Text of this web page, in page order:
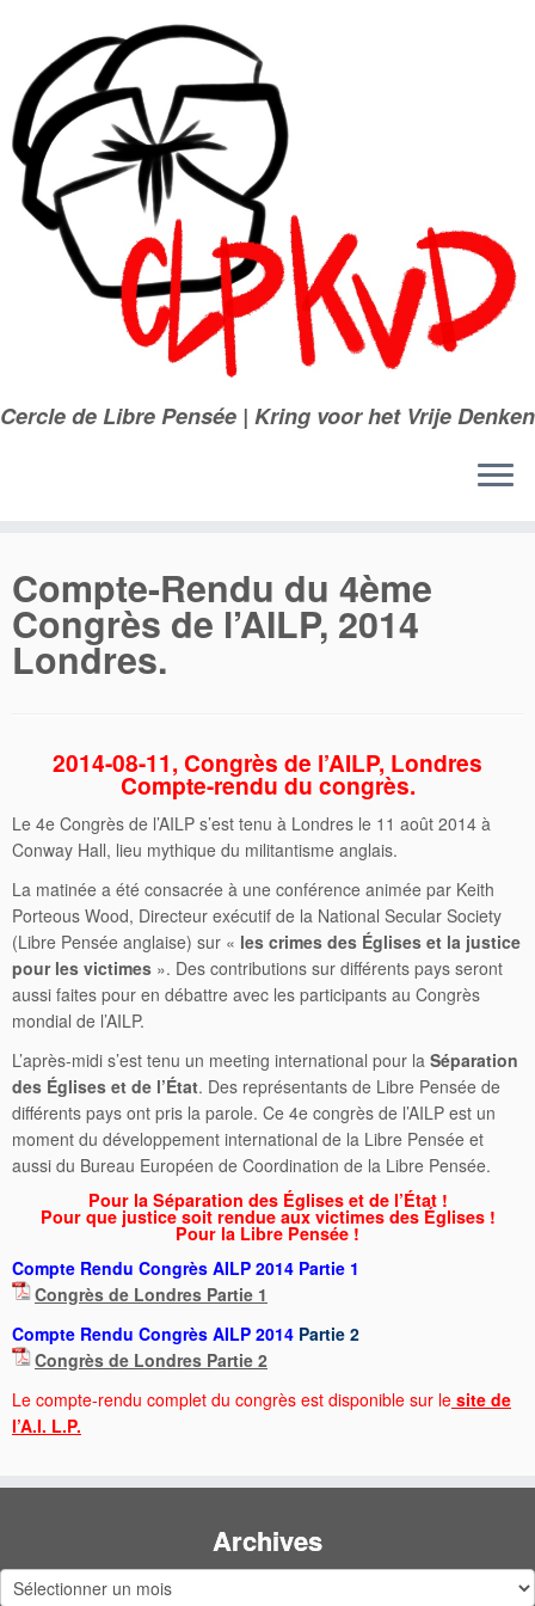
contenu
Cercle de Libre Pensée | Kring voor het Vrije Denken
Compte-Rendu du 4ème
Congrès de l’AILP, 2014
Londres.
2014-08-11, Congrès de l’AILP, Londres
Compte-rendu du congrès.
Le 4e Congrès de l’AILP s’est tenu à Londres le 11 août 2014 à
Conway Hall, lieu mythique du militantisme anglais.
La matinée a été consacrée à une conférence animée par Keith
Porteous Wood, Directeur exécutif de la National Secular Society
(Libre Pensée anglaise) sur « les crimes des Églises et la justice
pour les victimes ». Des contributions sur différents pays seront
aussi faites pour en débattre avec les participants au Congrès
mondial de l’AILP.
L’après-midi s’est tenu un meeting international pour la Séparation
des Églises et de l’État. Des représentants de Libre Pensée de
différents pays ont pris la parole. Ce 4e congrès de l’AILP est un
moment du développement international de la Libre Pensée et
aussi du Bureau Européen de Coordination de la Libre Pensée.
Pour la Séparation des Églises et de l’État !
Pour que justice soit rendue aux victimes des Églises !
Pour la Libre Pensée !
Compte Rendu Congrès AILP 2014 Partie 1
Congrès de Londres Partie 1
Compte Rendu Congrès AILP 2014 Partie 2
Congrès de Londres Partie 2
Le compte-rendu complet du congrès est disponible sur le site de
l’A.I. L.P.
Archives
Archives